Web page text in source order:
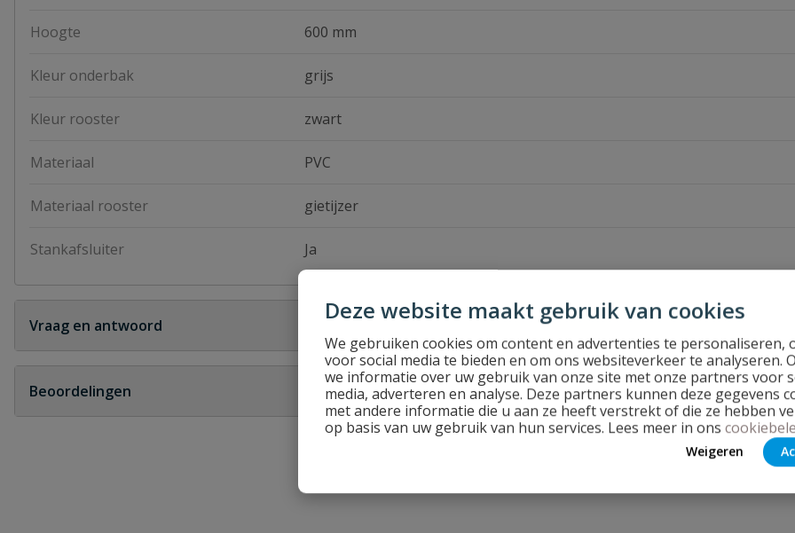
Deze website maakt gebruik van cookies
We gebruiken cookies om content en advertenties te personaliseren,
voor social media te bieden en om ons websiteverkeer te analyseren.
we informatie over uw gebruik van onze site met onze partners voor
media, adverteren en analyse. Deze partners kunnen deze gegevens
met andere informatie die u aan ze heeft verstrekt of die ze hebben
op basis van uw gebruik van hun services. Lees meer in ons
Weigeren
Hoogte 600 mm
Kleur onderbak grijs
Kleur rooster zwart
Materiaal PVC
Materiaal rooster gietijzer
Stankafsluiter Ja
Vraag en antwoord
Geen vragen
Heb je zelf ook een vraag over dit product? Stel jouw
Beoordelingen